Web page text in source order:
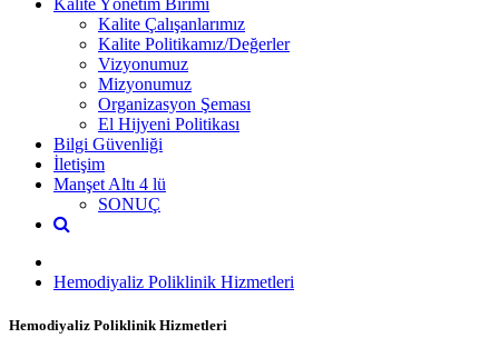
Kalite Çalışanlarımız
Kalite Politikamız/Değerler
Vizyonumuz
Mizyonumuz
Organizasyon Şeması
El Hijyeni Politikası
Bilgi Güvenliği
İletişim
Manşet Altı 4 lü
SONUÇ
Hemodiyaliz Poliklinik Hizmetleri
Hemodiyaliz Poliklinik Hizmetleri